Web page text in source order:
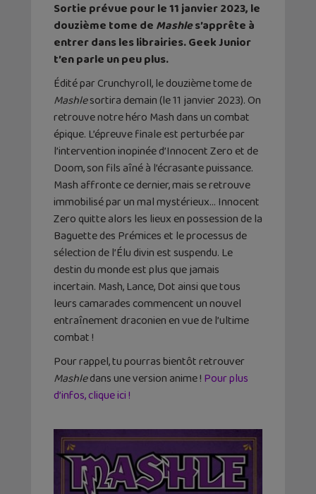
Sortie prévue pour le 11 janvier 2023, le
douzième tome de Mashles’apprête à
entrer dans les librairies. Geek Junior
t’en parle un peu plus.
Édité par Crunchyroll, le douzième tome de
Mashlesortira demain (le 11 janvier 2023). On
retrouve notre héro Mash dans un combat
épique. L’épreuve finale est perturbée par
l’intervention inopinée d’Innocent Zero et de
Doom, son fils aîné à l’écrasante puissance.
Mash affronte ce dernier, mais se retrouve
immobilisé par un mal mystérieux… Innocent
Zero quitte alors les lieux en possession de la
Baguette des Prémices et le processus de
sélection de l’Élu divin est suspendu. Le
destin du monde est plus que jamais
incertain. Mash, Lance, Dot ainsi que tous
leurs camarades commencent un nouvel
entraînement draconien en vue de l’ultime
combat !
Pour rappel, tu pourras bientôt retrouver
Mashledans une version anime ! Pour plus
d’infos, clique ici !